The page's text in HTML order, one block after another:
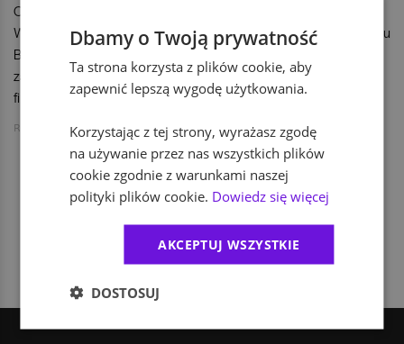
Od marca do zespołu Aegon Polska dołączyła Monika
Woźniak-Wołek, która objęła stanowisko dyrektora ds. Rozwoju
Biznesu. W ramach swoich obowiązków będzie odpowiadać
za rozwój sprzedaży w bankach i u kluczowych pośredników
finansowych oraz rozwój biznesu w nowych obszarach.
Redakcja KarierawFinansach.pl
1
Dbamy o Twoją prywatność
Ta strona korzysta z plików cookie, aby
zapewnić lepszą wygodę użytkowania.
Korzystając z tej strony, wyrażasz zgodę
na używanie przez nas wszystkich plików
cookie zgodnie z warunkami naszej
polityki plików cookie. Dowiedz się więcej
AKCEPTUJ WSZYSTKIE
DOSTOSUJ